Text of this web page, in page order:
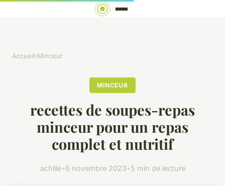
Accueil›Minceur
MINCEUR
recettes de soupes-repas
minceur pour un repas
complet et nutritif
achille•6 novembre 2023•5 min de lecture